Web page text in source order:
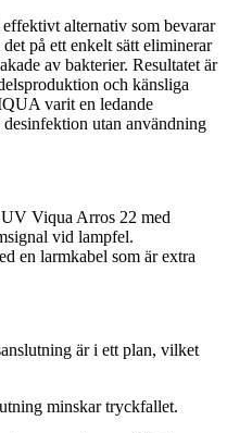
alternativ som bevarar
på ett enkelt sätt eliminerar
av bakterier. Resultatet är
och känsliga
varit en ledande
utan användning
Viqua Arros 22 med
vid lampfel.
en larmkabel som är extra
är i ett plan, vilket
minskar tryckfallet.